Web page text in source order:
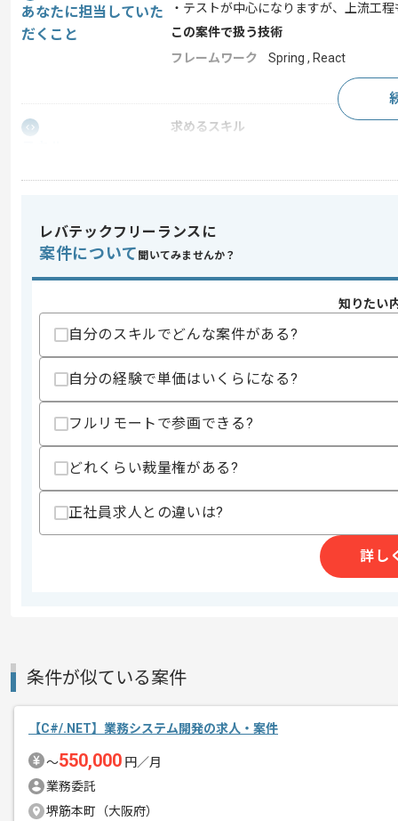
あなたに担当していた
だくこと
・テストが中心になりますが、上流工
この案件で扱う技術
フレームワーク
Spring , React
求めるスキル
・テスト工程の経験
上記に似た経験やスキルをお持ちであれば申
精算・お支払い
精算条件
有
精算基準時間
140時間〜180時間
支払いサイト
15日
その他募集要項
商談回数
2回
募集人数
週2日～3日ほどリモートでの作業を想
レバテックフリーランスに
案件について 聞いてみませんか？
知りたい
自分のスキルでどんな案件がある?
自分の経験で単価はいくらになる?
フルリモートで参画できる?
どれくらい裁量権がある?
正社員求人との違いは?
詳し
条件が似ている案件
【C#/.NET】業務システム開発の求人・案件
〜550,000 円／月
業務委託
堺筋本町（大阪府）